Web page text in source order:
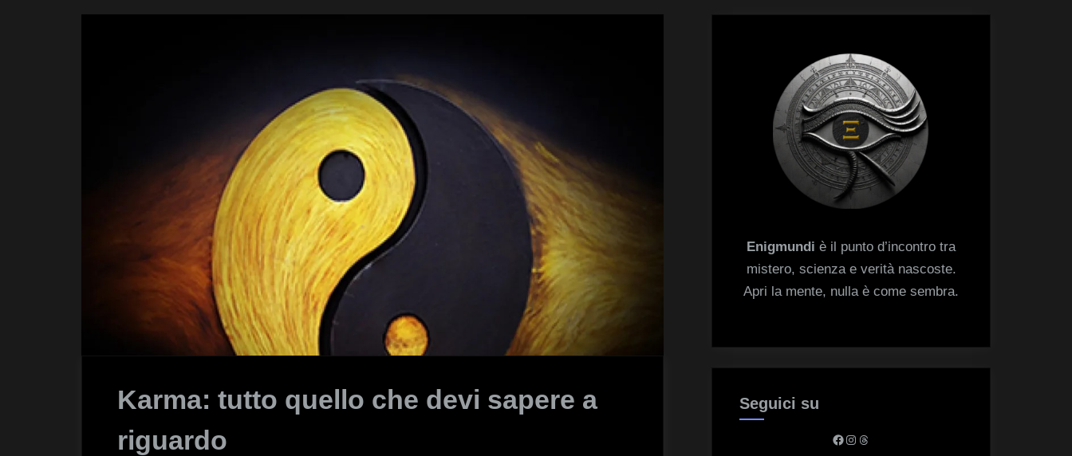
Karma: tutto quello che devi sapere a
riguardo
Enigmundi è il punto d’incontro tra
mistero, scienza e verità nascoste.
Apri la mente, nulla è come sembra.
Seguici su
Facebook
Instagram
Threads